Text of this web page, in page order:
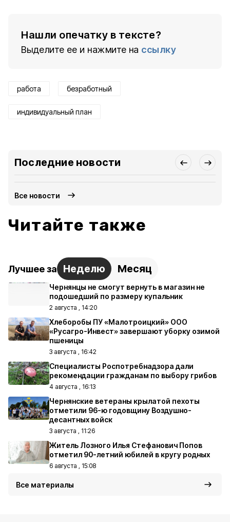
Нашли опечатку в тексте?
Выделите ее и нажмите на ссылку
работа безработный
индивидуальный план
Последние новости
Все новости
Читайте также
Лучшее за Неделю Месяц
Чернянцы не смогут вернуть в магазин не
подошедший по размеру купальник
2 августа , 14:20
Хлеборобы ПУ «Малотроицкий» ООО
«Русагро-Инвест» завершают уборку озимой
пшеницы
3 августа , 16:42
Специалисты Роспотребнадзора дали
рекомендации гражданам по выбору грибов
4 августа , 16:13
Чернянские ветераны крылатой пехоты
отметили 96-ю годовщину Воздушно-
десантных войск
3 августа , 11:26
Житель Лозного Илья Стефанович Попов
отметил 90-летний юбилей в кругу родных
6 августа , 15:08
Все материалы